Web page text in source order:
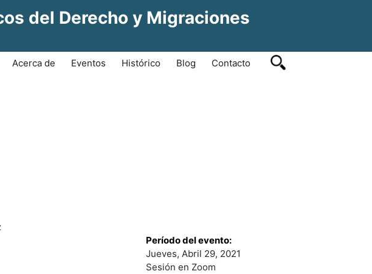
del Derecho y Migraciones
Acerca de (current)
Eventos Histórico Blog Contacto
Período del evento:
Jueves, Abril 29, 2021
Sesión en Zoom